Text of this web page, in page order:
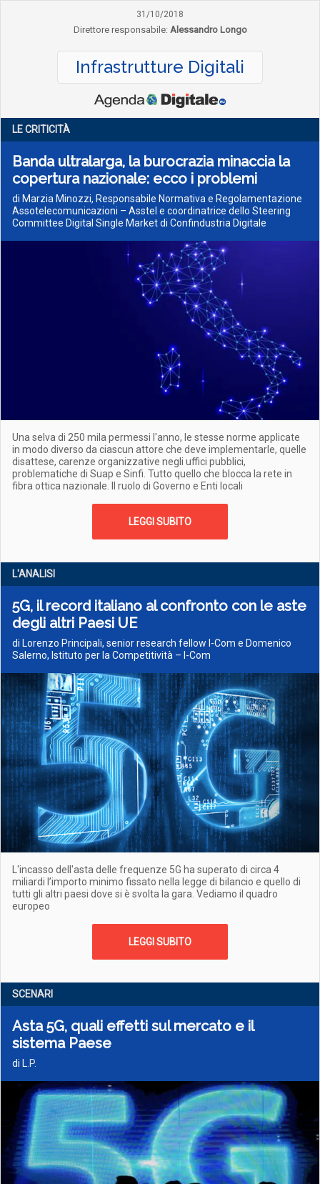
31/10/2018
Direttore responsabile: Alessandro Longo
Infrastrutture Digitali
LE CRITICITÀ
Banda ultralarga, la burocrazia minaccia la
copertura nazionale: ecco i problemi
di Marzia Minozzi, Responsabile Normativa e Regolamentazione
Assotelecomunicazioni – Asstel e coordinatrice dello Steering
Committee Digital Single Market di Confindustria Digitale
Una selva di 250 mila permessi l'anno, le stesse norme applicate
in modo diverso da ciascun attore che deve implementarle, quelle
disattese, carenze organizzative negli uffici pubblici,
problematiche di Suap e Sinfi. Tutto quello che blocca la rete in
fibra ottica nazionale. Il ruolo di Governo e Enti locali
LEGGI SUBITO
L'ANALISI
5G, il record italiano al confronto con le aste
degli altri Paesi UE
di Lorenzo Principali, senior research fellow I-Com e Domenico
Salerno, Istituto per la Competitività – I-Com
L'incasso dell'asta delle frequenze 5G ha superato di circa 4
miliardi l’importo minimo fissato nella legge di bilancio e quello di
tutti gli altri paesi dove si è svolta la gara. Vediamo il quadro
europeo
LEGGI SUBITO
SCENARI
Asta 5G, quali effetti sul mercato e il
sistema Paese
di L .P.